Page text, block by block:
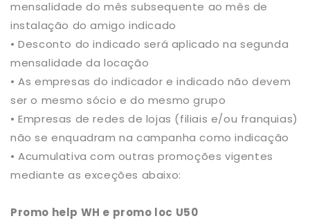
mensalidade do mês subsequente ao mês de
instalação do amigo indicado
• Desconto do indicado será aplicado na segunda
mensalidade da locação
• As empresas do indicador e indicado não devem
ser o mesmo sócio e do mesmo grupo
• Empresas de redes de lojas (filiais e/ou franquias)
não se enquadram na campanha como indicação
• Acumulativa com outras promoções vigentes
mediante as exceções abaixo:
Promo help WH e promo loc U50